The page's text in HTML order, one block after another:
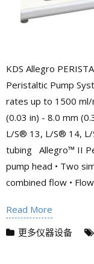
KDS Allegro
Peristaltic Pump
rates up to 1500 ml/
(0.03 in) - 8.0 mm
L/S® 13, L/S® 14,
tubing Allegro™ II
pump head • Two
combined flow •
Read More
更多仪器设备